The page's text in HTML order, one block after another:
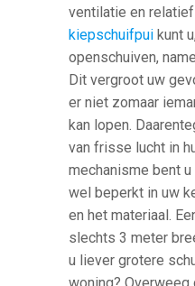
ventilatie en
kiepschuifpui kunt
openschuiven,
Dit vergroot uw
er niet zomaar
kan lopen.
van frisse lucht in
mechanisme bent
wel beperkt in uw
en het materiaal.
slechts 3 meter
u liever grotere